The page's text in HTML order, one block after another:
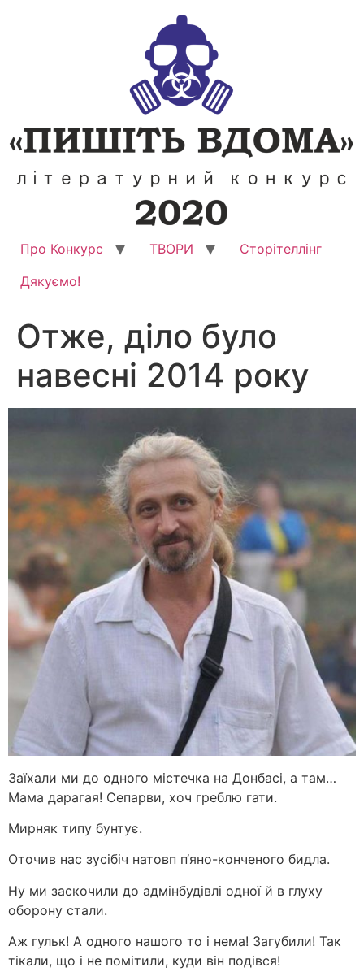
Про Конкурс ТВОРИ
Сторітеллінг
Дякуємо!
Отже, діло було
навесні 2014 року
Заїхали ми до одного містечка на Донбасі, а там…
Мама дарагая! Сепарви, хоч греблю гати.
Мирняк типу бунтує.
Оточив нас зусібіч натовп п‘яно-конченого бидла.
Ну ми заскочили до адмінбудівлі одної й в глуху
оборону стали.
Аж гульк! А одного нашого то і нема! Загубили! Так
тікали, що і не помітили, куди він подівся!